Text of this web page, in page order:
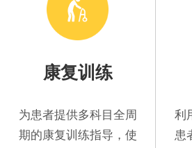
康复训练
为患者提供多科目全周
期的康复训练指导，使
利
患